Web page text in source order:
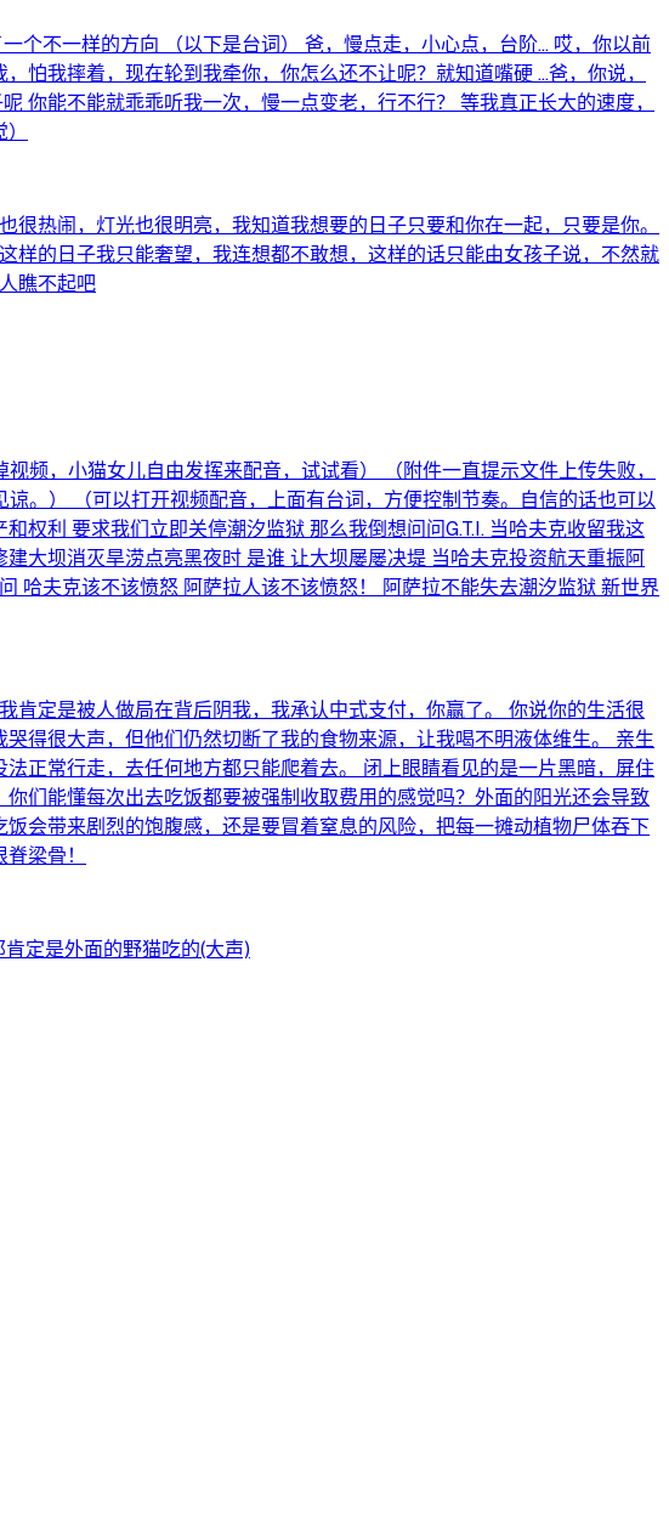
个不一样的方向 （以下是台词） 爸，慢点走，小心点，台阶... 哎，你以前
我摔着，现在轮到我牵你，你怎么还不让呢？就知道嘴硬 ...爸，你说，
你能不能就乖乖听我一次，慢一点变老，行不行？ 等我真正长大的速度，
热闹，灯光也很明亮，我知道我想要的日子只要和你在一起，只要是你。
的日子我只能奢望，我连想都不敢想，这样的话只能由女孩子说，不然就
瞧不起吧
频，小猫女儿自由发挥来配音，试试看） （附件一直提示文件上传失败，
。） （可以打开视频配音，上面有台词，方便控制节奏。自信的话也可以
权利 要求我们立即关停潮汐监狱 那么我倒想问问G.T.I. 当哈夫克收留我这
大坝消灭旱涝点亮黑夜时 是谁 让大坝屡屡决堤 当哈夫克投资航天重振阿
哈夫克该不该愤怒 阿萨拉人该不该愤怒！ 阿萨拉不能失去潮汐监狱 新世界
定是被人做局在背后阴我，我承认中式支付，你赢了。 你说你的生活很
得很大声，但他们仍然切断了我的食物来源，让我喝不明液体维生。 亲生
正常行走，去任何地方都只能爬着去。 闭上眼睛看见的是一片黑暗，屏住
们能懂每次出去吃饭都要被强制收取费用的感觉吗？外面的阳光还会导致
会带来剧烈的饱腹感，还是要冒着窒息的风险，把每一摊动植物尸体吞下
梁骨！
定是外面的野猫吃的(大声)